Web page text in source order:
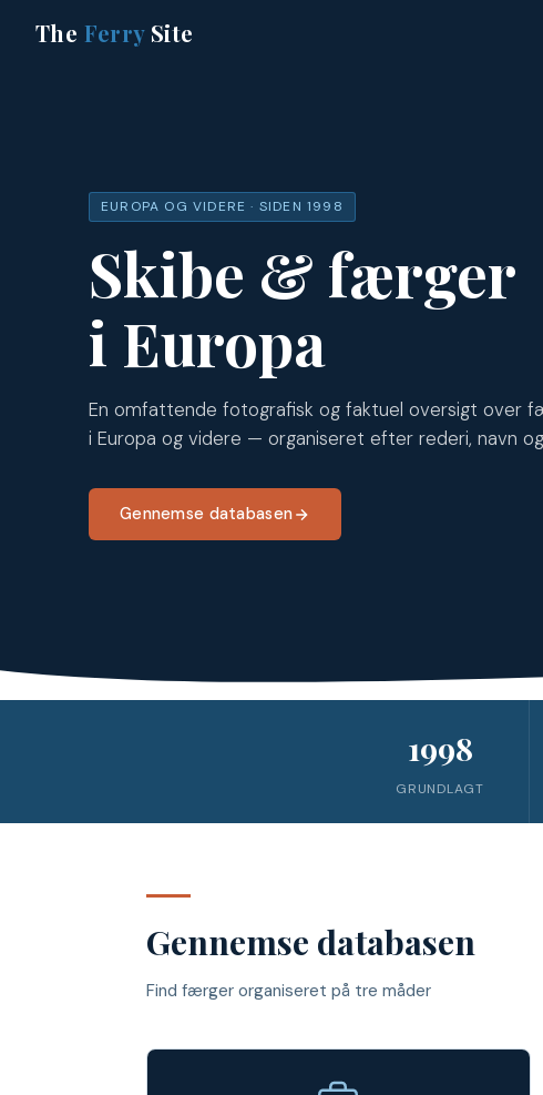
The FerrySite
EUROPA OG VIDERE · SIDEN 1998
Skibe & færger
i Europa
En omfattende fotografisk og faktuel oversigt over
i Europa og videre — organiseret efter rederi, navn
Gennemse databasen
1998
GRUNDLAGT
Gennemse databasen
Find færger organiseret på tre måder